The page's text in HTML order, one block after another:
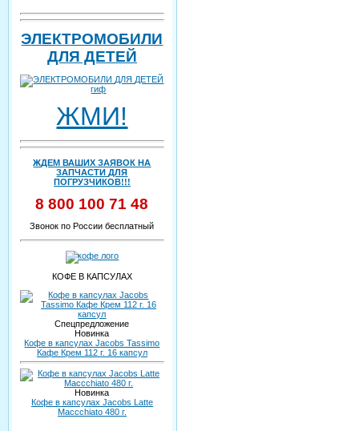
ЭЛЕКТРОМОБИЛИ
ДЛЯ ДЕТЕЙ
ЖМИ!
ЖДЕМ ВАШИХ ЗАЯВОК НА
ЗАПЧАСТИ ДЛЯ
ПОГРУЗЧИКОВ!!!
8 800 100 71 48
Звонок по России бесплатный
КОФЕ В КАПСУЛАХ
Спецпредложение
Новинка
Кофе в капсулах Jacobs Tassimo
Кафе Крем 112 г. 16 капсул
Новинка
Кофе в капсулах Jacobs Latte
Maccchiato 480 г.